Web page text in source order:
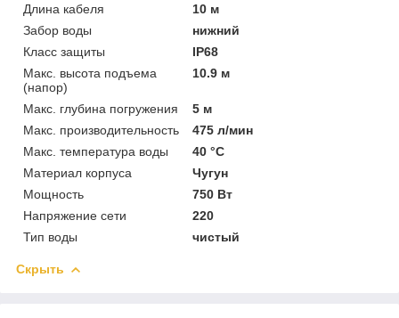
Длина кабеля
10 м
Забор воды
нижний
Класс защиты
IP68
Макс. высота подъема
(напор)
10.9 м
Макс. глубина погружения
5 м
Макс. производительность
475 л/мин
Макс. температура воды
40 °C
Материал корпуса
Чугун
Мощность
750 Вт
Напряжение сети
220
Тип воды
чистый
Скрыть